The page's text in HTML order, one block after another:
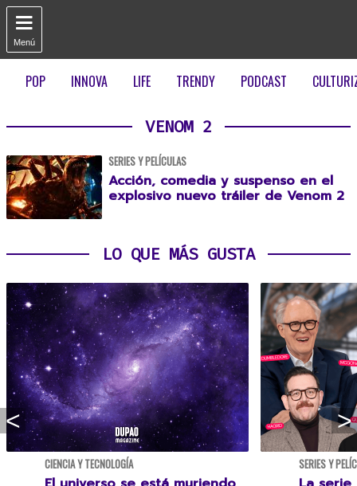

Menú
POP INNOVA LIFE TRENDY PODCAST
VENOM 2
SERIES Y PELÍCULAS
Acción, comedia y suspenso en el
explosivo nuevo tráiler de Venom 2
LO QUE MÁS GUSTA
CIENCIA Y TECNOLOGÍA SERIES Y